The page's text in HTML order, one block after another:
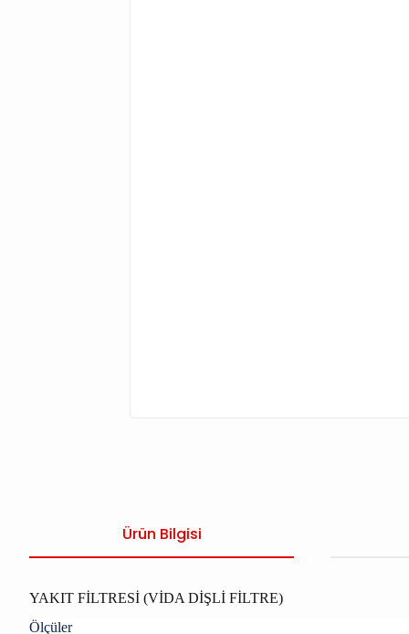
Ürün Bilgisi
YAKIT FİLTRESİ (VİDA DİŞLİ FİLTRE)
Ölçüler